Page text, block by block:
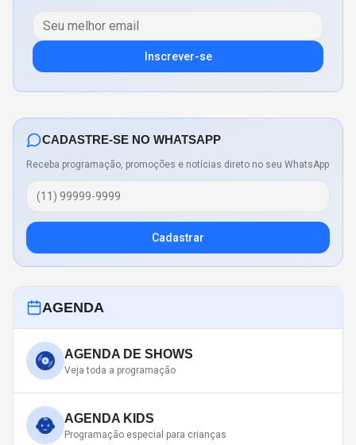
Inscrever-se
CADASTRE-SE NO WHATSAPP
Receba programação, promoções e notícias direto no seu WhatsApp
Cadastrar
AGENDA
AGENDA DE SHOWS
Veja toda a programação
AGENDA KIDS
Programação especial para crianças